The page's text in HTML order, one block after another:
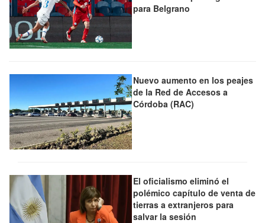
para Belgrano
Nuevo aumento en los peajes
de la Red de Accesos a
Córdoba (RAC)
El oficialismo eliminó el
polémico capítulo de venta de
tierras a extranjeros para
salvar la sesión